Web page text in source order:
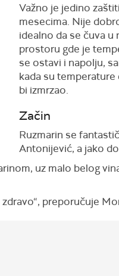
Važno je jedino
mesecima. Nije
idealno da se čuva
prostoru gde je
se ostavi i napolju,
kada su
bi izmrzao.
Začin
Ruzmarin se
Antonijević, a jako
uz malo belog
preporučuje